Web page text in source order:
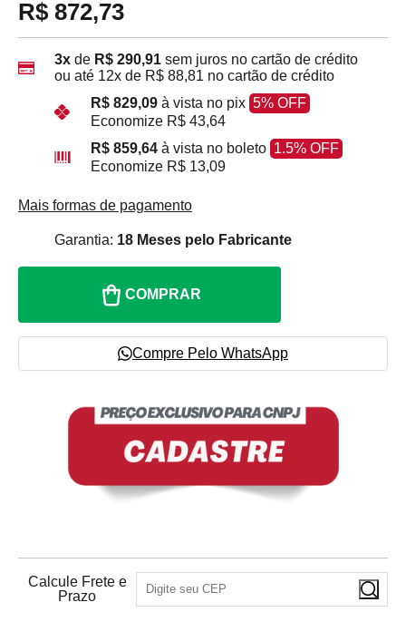
R$ 872,73
3x de R$ 290,91 sem juros no cartão de crédito
ou até 12x de R$ 88,81 no cartão de crédito
R$ 829,09 à vista no pix 5% OFF
Economize R$ 43,64
R$ 859,64 à vista no boleto 1.5% OFF
Economize R$ 13,09
Mais formas de pagamento
Garantia: 18 Meses pelo Fabricante
COMPRAR
Compre Pelo WhatsApp
Calcule Frete e
Prazo